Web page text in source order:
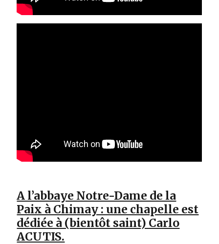
A l’abbaye Notre-Dame de la
Paix à Chimay : une chapelle est
dédiée à (bientôt saint) Carlo
ACUTIS.